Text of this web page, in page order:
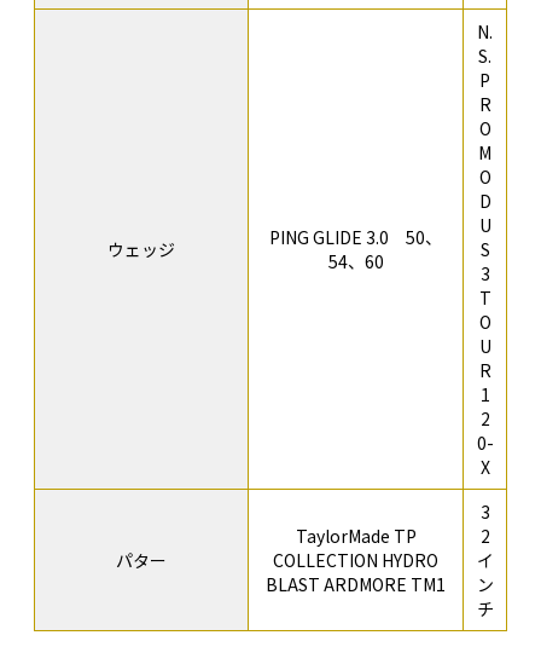
ウェッジ
PING GLIDE 3.0 50、
54、60
N.
S.
P
R
O
M
O
D
U
S
3
T
O
U
R
1
2
0-
X
パター
TaylorMade TP
COLLECTION HYDRO
BLAST ARDMORE TM1
3
2
イ
ン
チ